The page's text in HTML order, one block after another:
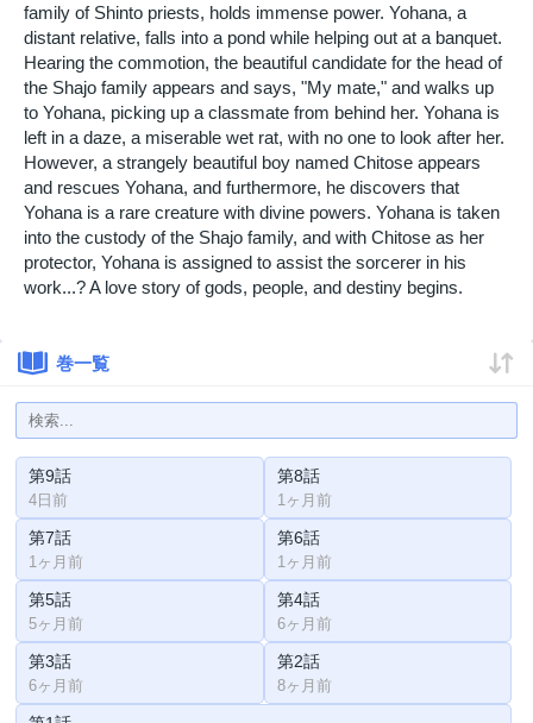
family of Shinto priests, holds immense power. Yohana, a
distant relative, falls into a pond while helping out at a banquet.
Hearing the commotion, the beautiful candidate for the head of
the Shajo family appears and says, "My mate," and walks up
to Yohana, picking up a classmate from behind her. Yohana is
left in a daze, a miserable wet rat, with no one to look after her.
However, a strangely beautiful boy named Chitose appears
and rescues Yohana, and furthermore, he discovers that
Yohana is a rare creature with divine powers. Yohana is taken
into the custody of the Shajo family, and with Chitose as her
protector, Yohana is assigned to assist the sorcerer in his
work...? A love story of gods, people, and destiny begins.
巻一覧
第9話
4日前
第8話
1ヶ月前
第7話
1ヶ月前
第6話
1ヶ月前
第5話
5ヶ月前
第4話
6ヶ月前
第3話
6ヶ月前
第2話
8ヶ月前